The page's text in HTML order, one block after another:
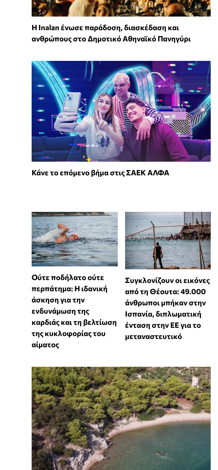
Η Inalan ένωσε παράδοση, διασκέδαση και
ανθρώπους στο Δημοτικό Αθηναϊκό Πανηγύρι
Κάνε το επόμενο βήμα στις ΣΑΕΚ ΑΛΦΑ
Ούτε ποδήλατο ούτε
περπάτημα: Η ιδανική
άσκηση για την
ενδυνάμωση της
καρδιάς και τη βελτίωση
της κυκλοφορίας του
αίματος
Συγκλονίζουν οι εικόνες
από τη Θέουτα: 49.000
άνθρωποι μπήκαν στην
Ισπανία, διπλωματική
ένταση στην ΕΕ για το
μεταναστευτικό